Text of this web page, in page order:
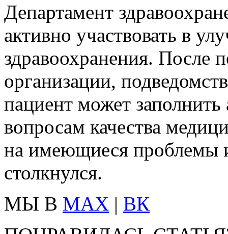
Департамент
активно участвовать в
здравоохранения. После
организации,
пациент может
вопросам качества
на имеющиеся проблемы
столкнулся.
МЫ В MAX | ВК